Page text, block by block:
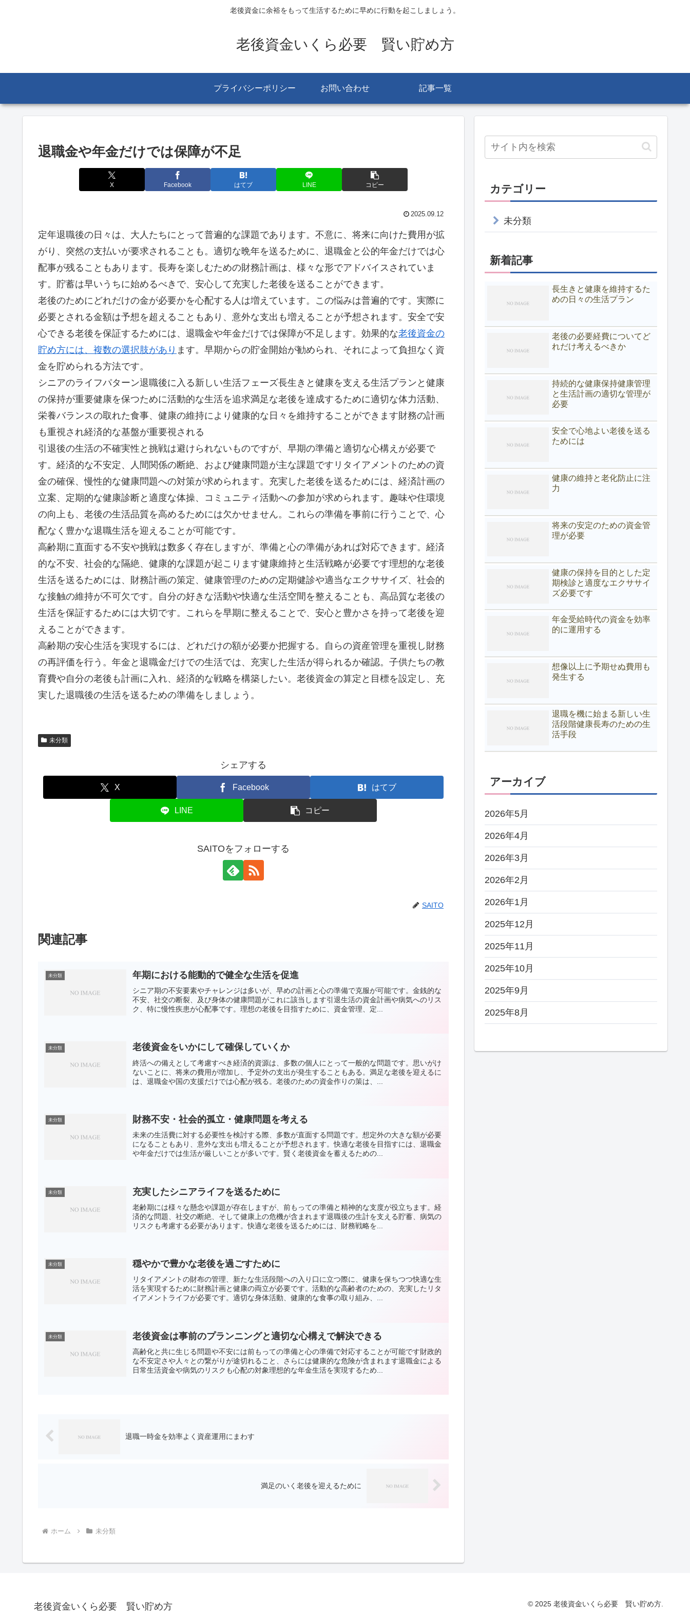
老後資金に余裕をもって生活するために早めに行動を起こしましょう。
老後資金いくら必要 賢い貯め方
プライバシーポリシー お問い合わせ 記事一覧
退職金や年金だけでは保障が不足
X Facebook はてブ LINE コピー
2025.09.12
定年退職後の日々は、大人たちにとって普遍的な課題であります。不意に、将来に向けた費用が拡
がり、突然の支払いが要求されることも。適切な晩年を送るために、退職金と公的年金だけでは心
配事が残ることもあります。長寿を楽しむための財務計画は、様々な形でアドバイスされていま
す。貯蓄は早いうちに始めるべきで、安心して充実した老後を送ることができます。
老後のためにどれだけの金が必要かを心配する人は増えています。この悩みは普遍的です。実際に
必要とされる金額は予想を超えることもあり、意外な支出も増えることが予想されます。安全で安
心できる老後を保証するためには、退職金や年金だけでは保障が不足します。効果的な老後資金の
貯め方には、複数の選択肢があり ます。早期からの貯金開始が勧められ、それによって負担なく資
金を貯められる方法です。
シニアのライフパターン退職後に入る新しい生活フェーズ長生きと健康を支える生活プランと健康
の保持が重要健康を保つために活動的な生活を追求満足な老後を達成するために適切な体力活動、
栄養バランスの取れた食事、健康の維持により健康的な日々を維持することができます財務の計画
も重視され経済的な基盤が重要視される
引退後の生活の不確実性と挑戦は避けられないものですが、早期の準備と適切な心構えが必要で
す。経済的な不安定、人間関係の断絶、および健康問題が主な課題ですリタイアメントのための資
金の確保、慢性的な健康問題への対策が求められます。充実した老後を送るためには、経済計画の
立案、定期的な健康診断と適度な体操、コミュニティ活動への参加が求められます。趣味や住環境
の向上も、老後の生活品質を高めるためには欠かせません。これらの準備を事前に行うことで、心
配なく豊かな退職生活を迎えることが可能です。
高齢期に直面する不安や挑戦は数多く存在しますが、準備と心の準備があれば対応できます。経済
的な不安、社会的な隔絶、健康的な課題が起こります健康維持と生活戦略が必要です理想的な老後
生活を送るためには、財務計画の策定、健康管理のための定期健診や適当なエクササイズ、社会的
な接触の維持が不可欠です。自分の好きな活動や快適な生活空間を整えることも、高品質な老後の
生活を保証するためには大切です。これらを早期に整えることで、安心と豊かさを持って老後を迎
えることができます。
高齢期の安心生活を実現するには、どれだけの額が必要か把握する。自らの資産管理を重視し財務
の再評価を行う。年金と退職金だけでの生活では、充実した生活が得られるか確認。子供たちの教
育費や自分の老後も計画に入れ、経済的な戦略を構築したい。老後資金の算定と目標を設定し、充
実した退職後の生活を送るための準備をしましょう。
未分類
シェアする
X Facebook はてブ
LINE コピー
SAITOをフォローする
SAITO
関連記事
未分類 年期における能動的で健全な生活を促進
シニア期の不安要素やチャレンジは多いが、早めの計画と心の準備で克服が可能です。金銭的な
不安、社交の断裂、及び身体の健康問題がこれに該当します引退生活の資金計画や病気へのリス
ク、特に慢性疾患が心配事です。理想の老後を目指すために、資金管理、定...
未分類 老後資金をいかにして確保していくか
終活への備えとして考慮すべき経済的資源は、多数の個人にとって一般的な問題です。思いがけ
ないことに、将来の費用が増加し、予定外の支出が発生することもある。満足な老後を迎えるに
は、退職金や国の支援だけでは心配が残る。老後のための資金作りの策は、...
未分類 財務不安・社会的孤立・健康問題を考える
未来の生活費に対する必要性を検討する際、多数が直面する問題です。想定外の大きな額が必要
になることもあり、意外な支出も増えることが予想されます。快適な老後を目指すには、退職金
や年金だけでは生活が厳しいことが多いです。賢く老後資金を蓄えるための...
未分類 充実したシニアライフを送るために
老齢期には様々な懸念や課題が存在しますが、前もっての準備と精神的な支度が役立ちます。経
済的な問題、社交の断絶、そして健康上の危機が含まれます退職後の生計を支える貯蓄、病気の
リスクも考慮する必要があります。快適な老後を送るためには、財務戦略を...
未分類 穏やかで豊かな老後を過ごすために
リタイアメントの財布の管理、新たな生活段階への入り口に立つ際に、健康を保ちつつ快適な生
活を実現するために財務計画と健康の両立が必要です。活動的な高齢者のための、充実したリタ
イアメントライフが必要です。適切な身体活動、健康的な食事の取り組み、...
未分類 老後資金は事前のプランニングと適切な心構えで解決できる
高齢化と共に生じる問題や不安には前もっての準備と心の準備で対応することが可能です財政的
な不安定さや人々との繋がりが途切れること、さらには健康的な危険が含まれます退職金による
日常生活資金や病気のリスクも心配の対象理想的な年金生活を実現するため...
退職一時金を効率よく資産運用にまわす
満足のいく老後を迎えるために
ホーム 未分類
カテゴリー
未分類
新着記事
長生きと健康を維持するた
めの日々の生活プラン
老後の必要経費についてど
れだけ考えるべきか
持続的な健康保持健康管理
と生活計画の適切な管理が
必要
安全で心地よい老後を送る
ためには
健康の維持と老化防止に注
力
将来の安定のための資金管
理が必要
健康の保持を目的とした定
期検診と適度なエクササイ
ズ必要です
年金受給時代の資金を効率
的に運用する
想像以上に予期せぬ費用も
発生する
退職を機に始まる新しい生
活段階健康長寿のための生
活手段
アーカイブ
2026年5月
2026年4月
2026年3月
2026年2月
2026年1月
2025年12月
2025年11月
2025年10月
2025年9月
2025年8月
老後資金いくら必要 賢い貯め方 © 2025 老後資金いくら必要 賢い貯め方.